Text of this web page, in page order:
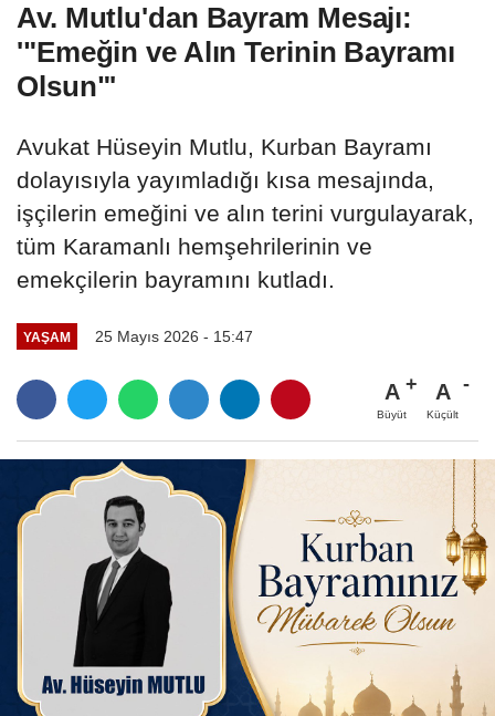
Av. Mutlu'dan Bayram Mesajı:
'"Emeğin ve Alın Terinin Bayramı
Olsun"'
Avukat Hüseyin Mutlu, Kurban Bayramı
dolayısıyla yayımladığı kısa mesajında,
işçilerin emeğini ve alın terini vurgulayarak,
tüm Karamanlı hemşehrilerinin ve
emekçilerin bayramını kutladı.
YAŞAM 25 Mayıs 2026 - 15:47
A
Büyüt
A
Küçült